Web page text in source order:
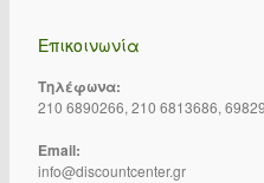
Επικοινωνία
Τηλέφωνα:
210 6890266, 210 6813686,
Email:
info@discountcenter.gr